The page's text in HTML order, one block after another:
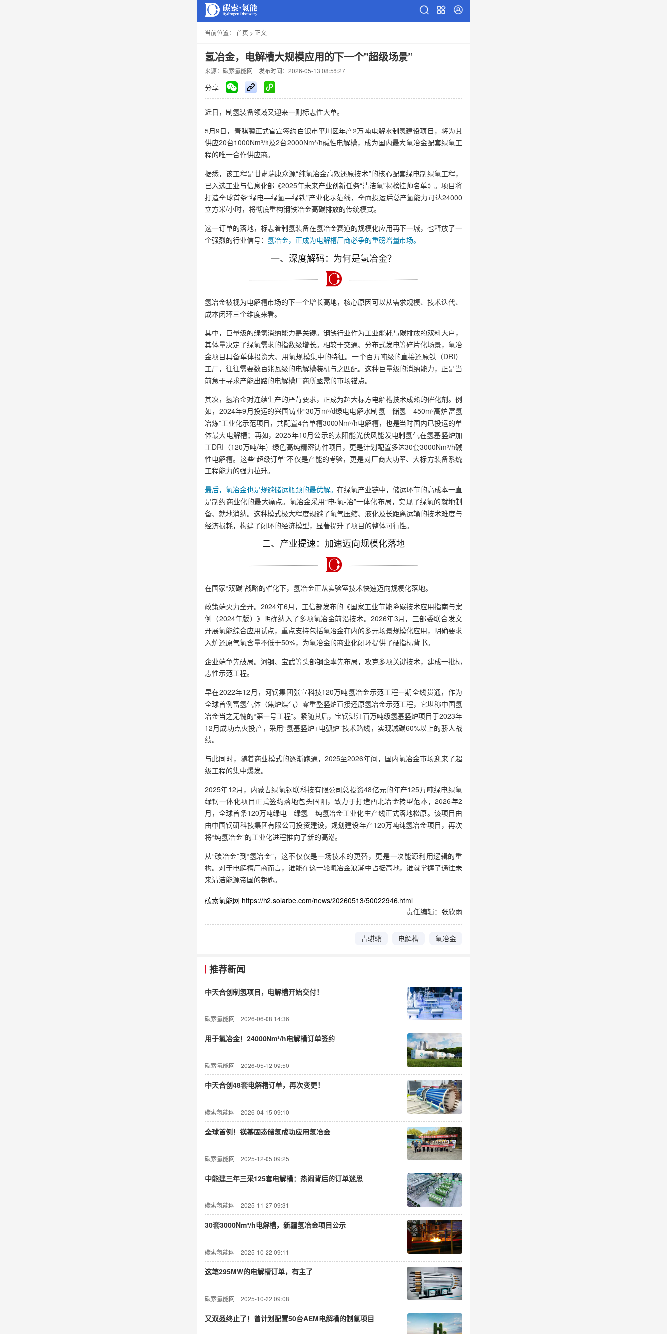
当前位置： 首页 > 正文
氢冶金，电解槽大规模应用的下一个"超级场景”
来源：碳索氢能网 发布时间：2026-05-13 08:56:27
分享
近日，制氢装备领域又迎来一则标志性大单。
5月9日，青骐骥正式官宣签约白银市平川区年产2万吨电解水制氢建设项目，将为其
供应20台1000Nm³/h及2台2000Nm³/h碱性电解槽，成为国内最大氢冶金配套绿氢工
程的唯一合作供应商。
据悉，该工程是甘肃瑞康众源“纯氢冶金高效还原技术”的核心配套绿电制绿氢工程，
已入选工业与信息化部《2025年未来产业创新任务“清洁氢”揭榜挂帅名单》。项目将
打造全球首条“绿电—绿氢—绿铁”产业化示范线，全面投运后总产氢能力可达24000
立方米/小时，将彻底重构钢铁冶金高碳排放的传统模式。
这一订单的落地，标志着制氢装备在氢冶金赛道的规模化应用再下一城，也释放了一
个强烈的行业信号： 氢冶金，正成为电解槽厂商必争的重磅增量市场。
一、深度解码：为何是氢冶金？
氢冶金被视为电解槽市场的下一个增长高地，核心原因可以从需求规模、技术迭代、
成本闭环三个维度来看。
其中，巨量级的绿氢消纳能力是关键。钢铁行业作为工业能耗与碳排放的双料大户，
其体量决定了绿氢需求的指数级增长。相较于交通、分布式发电等碎片化场景，氢冶
金项目具备单体投资大、用氢规模集中的特征。一个百万吨级的直接还原铁（DRI）
工厂，往往需要数百兆瓦级的电解槽装机与之匹配。这种巨量级的消纳能力，正是当
前急于寻求产能出路的电解槽厂商所亟需的市场锚点。
其次，氢冶金对连续生产的严苛要求，正成为超大标方电解槽技术成熟的催化剂。例
如，2024年9月投运的兴国铸业“30万m³/d绿电电解水制氢—储氢—450m³高炉富氢
冶炼”工业化示范项目，共配置4台单槽3000Nm³/h电解槽，也是当时国内已投运的单
体最大电解槽；再如，2025年10月公示的太阳能光伏风能发电制氢气在氢基竖炉加
工DRI（120万吨/年）绿色高纯精密铸件项目，更是计划配置多达30套3000Nm³/h碱
性电解槽。这些“超级订单”不仅是产能的考验，更是对厂商大功率、大标方装备系统
工程能力的强力拉升。
最后，氢冶金也是规避储运瓶颈的最优解。 在绿氢产业链中，储运环节的高成本一直
是制约商业化的最大痛点。氢冶金采用“电-氢-冶”一体化布局，实现了绿氢的就地制
备、就地消纳。这种模式极大程度规避了氢气压缩、液化及长距离运输的技术难度与
经济损耗，构建了闭环的经济模型，显著提升了项目的整体可行性。
二、产业提速：加速迈向规模化落地
在国家“双碳”战略的催化下，氢冶金正从实验室技术快速迈向规模化落地。
政策端火力全开。2024年6月，工信部发布的《国家工业节能降碳技术应用指南与案
例（2024年版）》明确纳入了多项氢冶金前沿技术。2026年3月，三部委联合发文
开展氢能综合应用试点，重点支持包括氢冶金在内的多元场景规模化应用，明确要求
入炉还原气氢含量不低于50%，为氢冶金的商业化闭环提供了硬指标背书。
企业端争先破局。河钢、宝武等头部钢企率先布局，攻克多项关键技术，建成一批标
志性示范工程。
早在2022年12月，河钢集团张宣科技120万吨氢冶金示范工程一期全线贯通，作为
全球首例富氢气体（焦炉煤气）零重整竖炉直接还原氢冶金示范工程，它堪称中国氢
冶金当之无愧的“第一号工程”。紧随其后，宝钢湛江百万吨级氢基竖炉项目于2023年
12月成功点火投产，采用“氢基竖炉+电弧炉”技术路线，实现减碳60%以上的骄人战
绩。
与此同时，随着商业模式的逐渐跑通，2025至2026年间，国内氢冶金市场迎来了超
级工程的集中爆发。
2025年12月，内蒙古绿氢钢联科技有限公司总投资48亿元的年产125万吨绿电绿氢
绿钢一体化项目正式签约落地包头固阳，致力于打造西北冶金转型范本；2026年2
月，全球首条120万吨绿电—绿氢—纯氢冶金工业化生产线正式落地松原。该项目由
由中国钢研科技集团有限公司投资建设，规划建设年产120万吨纯氢冶金项目，再次
将“纯氢冶金”的工业化进程推向了新的高潮。
从“碳冶金”到“氢冶金”，这不仅仅是一场技术的更替，更是一次能源利用逻辑的重
构。对于电解槽厂商而言，谁能在这一轮氢冶金浪潮中占据高地，谁就掌握了通往未
来清洁能源帝国的钥匙。
碳索氢能网 https://h2.solarbe.com/news/20260513/50022946.html
责任编辑：张欣雨
青骐骥 电解槽 氢冶金
推荐新闻
中天合创制氢项目，电解槽开始交付！
碳索氢能网 2026-06-08 14:36
用于氢冶金！24000Nm³/h电解槽订单签约
碳索氢能网 2026-05-12 09:50
中天合创48套电解槽订单，再次变更！
碳索氢能网 2026-04-15 09:10
全球首例！镁基固态储氢成功应用氢冶金
碳索氢能网 2025-12-05 09:25
中能建三年三采125套电解槽：热闹背后的订单迷思
碳索氢能网 2025-11-27 09:31
30套3000Nm³/h电解槽，新疆氢冶金项目公示
碳索氢能网 2025-10-22 09:11
这笔295MW的电解槽订单，有主了
碳索氢能网 2025-10-22 09:08
又双叒终止了！曾计划配置50台AEM电解槽的制氢项目